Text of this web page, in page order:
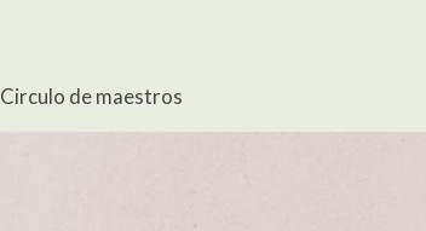
Circulo de maestros